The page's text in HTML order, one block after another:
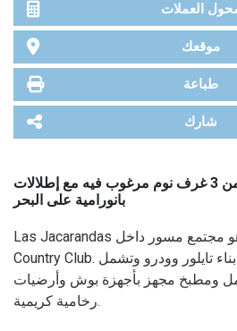
العملات
موقعك
طباعة
شارك
بنتهاوس دوبلكس من 3 غرف نوم مرغوب فيه مع إطلالات
بانورامية على البحر
Las Jacarandas هو مجتمع مسور داخل Los Arqueros Golf and
Country Club. الصفات كما هو متوقع من بناء تايلور وودرو وتشمل
ومطبخ مجهز بأجهزة بوش وأرضيات
رخامية كريمية.